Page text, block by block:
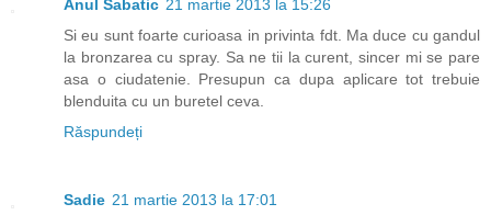
Anul Sabatic 21 martie 2013 la 15:26
Si eu sunt foarte curioasa in privinta fdt. Ma duce cu gandul
la bronzarea cu spray. Sa ne tii la curent, sincer mi se pare
asa o ciudatenie. Presupun ca dupa aplicare tot trebuie
blenduita cu un buretel ceva.
Răspundeți
Sadie 21 martie 2013 la 17:01